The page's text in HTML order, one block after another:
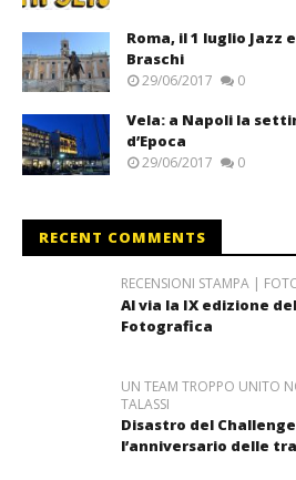
Roma, il 1 luglio
Braschi
29/06/2017 0
Vela: a Napoli la
d’Epoca
29/06/2017 0
RECENT COMMENTS
RECENSIONI STAMPA |
Al via la IX edizione
Fotografica
UN TEAM TROPPO UNITO
TALASSI
Disastro del
l’anniversario delle